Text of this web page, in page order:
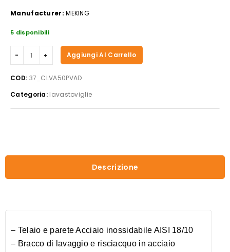
Manufacturer: MEKING
5 disponibili
Casselin
-
Lavastoviglie
con
pompa
Aggiungi Al Carrello
COD: 37_CLVA50PVAD
Categoria: lavastoviglie
Descrizione
– Telaio e parete Acciaio inossidabile AISI 18/10
– Bracco di lavaggio e risciacquo in acciaio